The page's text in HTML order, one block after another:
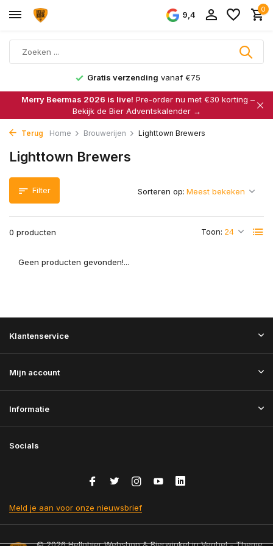
9,4
0
Gratis verzending vanaf €75
Merry Beermas 2026 is live! Pre-order nu met €30 korting –
Bekijk de Bier Adventskalender →
Terug Home Brouwerijen Lighttown Brewers
Lighttown Brewers
Filter
0 producten Toon:
Sorteren op:
Geen producten gevonden!...
Klantenservice
Mijn account
Informatie
Socials
Meld je aan voor onze nieuwsbrief